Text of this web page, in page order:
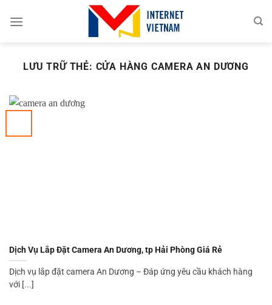
đến
LƯU TRỮ THẺ: CỬA HÀNG CAMERA AN DƯƠNG
Dịch Vụ Lắp Đặt Camera An Dương, tp Hải Phòng Giá Rẻ
Dịch vụ lắp đặt camera An Dương – Đáp ứng yêu cầu khách hàng
với [...]